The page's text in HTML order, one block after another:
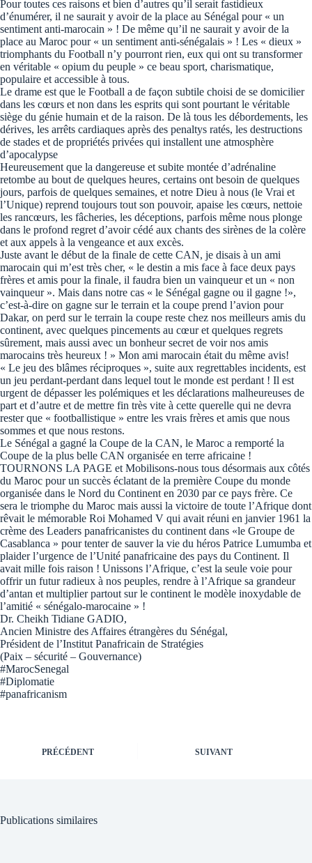
Pour toutes ces raisons et bien d’autres qu’il serait fastidieux
d’énumérer, il ne saurait y avoir de la place au Sénégal pour « un
sentiment anti-marocain » ! De même qu’il ne saurait y avoir de la
place au Maroc pour « un sentiment anti-sénégalais » ! Les « dieux »
triomphants du Football n’y pourront rien, eux qui ont su transformer
en véritable « opium du peuple » ce beau sport, charismatique,
populaire et accessible à tous.
Le drame est que le Football a de façon subtile choisi de se domicilier
dans les cœurs et non dans les esprits qui sont pourtant le véritable
siège du génie humain et de la raison. De là tous les débordements, les
dérives, les arrêts cardiaques après des penaltys ratés, les destructions
de stades et de propriétés privées qui installent une atmosphère
d’apocalypse
Heureusement que la dangereuse et subite montée d’adrénaline
retombe au bout de quelques heures, certains ont besoin de quelques
jours, parfois de quelques semaines, et notre Dieu à nous (le Vrai et
l’Unique) reprend toujours tout son pouvoir, apaise les cœurs, nettoie
les rancœurs, les fâcheries, les déceptions, parfois même nous plonge
dans le profond regret d’avoir cédé aux chants des sirènes de la colère
et aux appels à la vengeance et aux excès.
Juste avant le début de la finale de cette CAN, je disais à un ami
marocain qui m’est très cher, « le destin a mis face à face deux pays
frères et amis pour la finale, il faudra bien un vainqueur et un « non
vainqueur ». Mais dans notre cas « le Sénégal gagne ou il gagne !»,
c’est-à-dire on gagne sur le terrain et la coupe prend l’avion pour
Dakar, on perd sur le terrain la coupe reste chez nos meilleurs amis du
continent, avec quelques pincements au cœur et quelques regrets
sûrement, mais aussi avec un bonheur secret de voir nos amis
marocains très heureux ! » Mon ami marocain était du même avis!
« Le jeu des blâmes réciproques », suite aux regrettables incidents, est
un jeu perdant-perdant dans lequel tout le monde est perdant ! Il est
urgent de dépasser les polémiques et les déclarations malheureuses de
part et d’autre et de mettre fin très vite à cette querelle qui ne devra
rester que « footballistique » entre les vrais frères et amis que nous
sommes et que nous restons.
Le Sénégal a gagné la Coupe de la CAN, le Maroc a remporté la
Coupe de la plus belle CAN organisée en terre africaine !
TOURNONS LA PAGE et Mobilisons-nous tous désormais aux côtés
du Maroc pour un succès éclatant de la première Coupe du monde
organisée dans le Nord du Continent en 2030 par ce pays frère. Ce
sera le triomphe du Maroc mais aussi la victoire de toute l’Afrique dont
rêvait le mémorable Roi Mohamed V qui avait réuni en janvier 1961 la
crème des Leaders panafricanistes du continent dans «le Groupe de
Casablanca » pour tenter de sauver la vie du héros Patrice Lumumba et
plaider l’urgence de l’Unité panafricaine des pays du Continent. Il
avait mille fois raison ! Unissons l’Afrique, c’est la seule voie pour
offrir un futur radieux à nos peuples, rendre à l’Afrique sa grandeur
d’antan et multiplier partout sur le continent le modèle inoxydable de
l’amitié « sénégalo-marocaine » !
Dr. Cheikh Tidiane GADIO,
Ancien Ministre des Affaires étrangères du Sénégal,
Président de l’Institut Panafricain de Stratégies
(Paix – sécurité – Gouvernance)
#MarocSenegal
#Diplomatie
#panafricanism
PRÉCÉDENT SUIVANT
Publications similaires